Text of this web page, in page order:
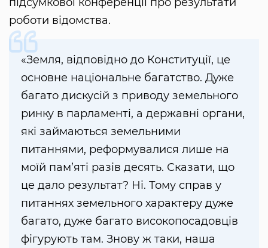
роботи відомства.
«Земля, відповідно до Конституції, це
основне національне багатство. Дуже
багато дискусій з приводу земельного
ринку в парламенті, а державні органи,
які займаються земельними
питаннями, реформувалися лише на
моїй пам’яті разів десять. Сказати, що
це дало результат? Ні. Тому справ у
питаннях земельного характеру дуже
багато, дуже багато високопосадовців
фігурують там. Знову ж таки, наша